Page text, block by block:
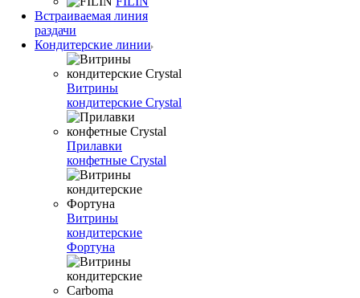
Встраиваемая линия
раздачи
Кондитерские линии
Витрины
кондитерские Crystal
Прилавки
конфетные Crystal
Витрины
кондитерские
Фортуна